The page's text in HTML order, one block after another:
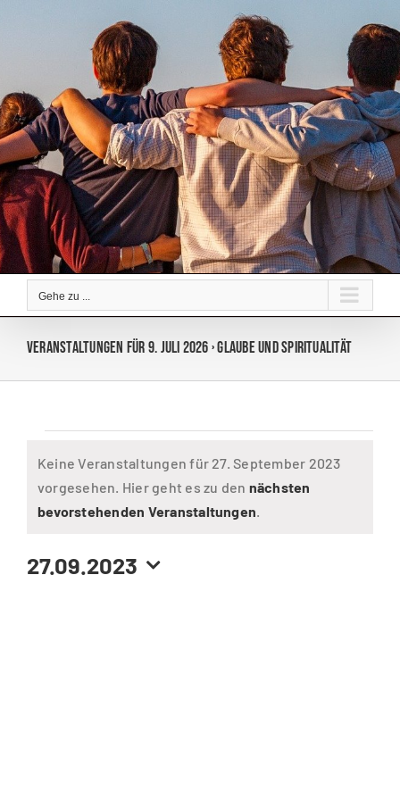
Gehe zu ...
Veranstaltungen für 9. Juli 2026› Glaube und Spiritualität
Veranstaltungen
für
27.
Hinweis
Keine Veranstaltungen für 27. September 2023
vorgesehen. Hier geht es zu den nächsten
bevorstehenden Veranstaltungen.
27.09.2023